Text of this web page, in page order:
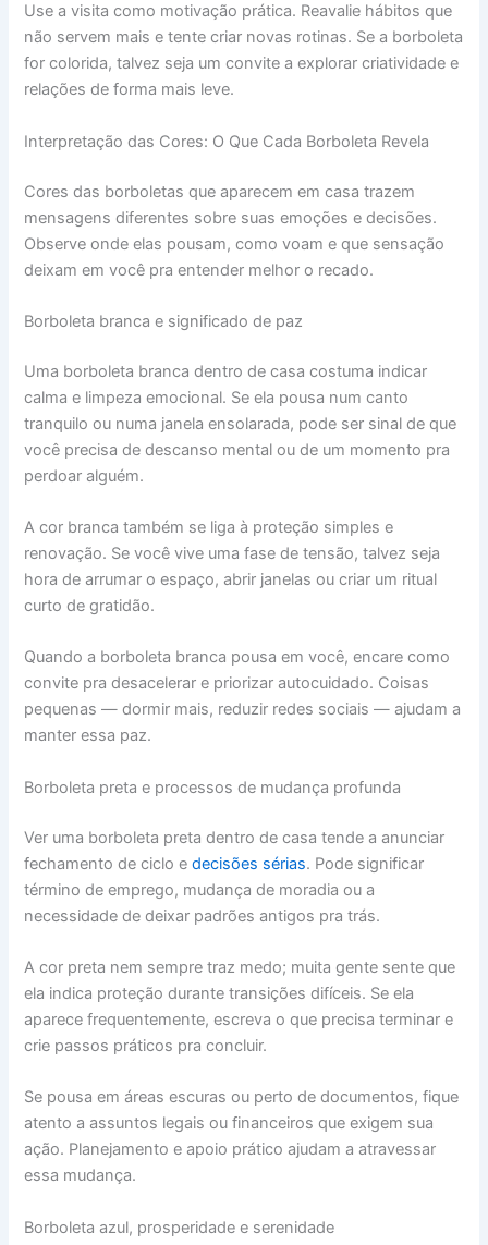
Use a visita como motivação prática. Reavalie hábitos que
não servem mais e tente criar novas rotinas. Se a borboleta
for colorida, talvez seja um convite a explorar criatividade e
relações de forma mais leve.
Interpretação das Cores: O Que Cada Borboleta Revela
Cores das borboletas que aparecem em casa trazem
mensagens diferentes sobre suas emoções e decisões.
Observe onde elas pousam, como voam e que sensação
deixam em você pra entender melhor o recado.
Borboleta branca e significado de paz
Uma borboleta branca dentro de casa costuma indicar
calma e limpeza emocional. Se ela pousa num canto
tranquilo ou numa janela ensolarada, pode ser sinal de que
você precisa de descanso mental ou de um momento pra
perdoar alguém.
A cor branca também se liga à proteção simples e
renovação. Se você vive uma fase de tensão, talvez seja
hora de arrumar o espaço, abrir janelas ou criar um ritual
curto de gratidão.
Quando a borboleta branca pousa em você, encare como
convite pra desacelerar e priorizar autocuidado. Coisas
pequenas — dormir mais, reduzir redes sociais — ajudam a
manter essa paz.
Borboleta preta e processos de mudança profunda
Ver uma borboleta preta dentro de casa tende a anunciar
fechamento de ciclo edecisões sérias. Pode significar
término de emprego, mudança de moradia ou a
necessidade de deixar padrões antigos pra trás.
A cor preta nem sempre traz medo; muita gente sente que
ela indica proteção durante transições difíceis. Se ela
aparece frequentemente, escreva o que precisa terminar e
crie passos práticos pra concluir.
Se pousa em áreas escuras ou perto de documentos, fique
atento a assuntos legais ou financeiros que exigem sua
ação. Planejamento e apoio prático ajudam a atravessar
essa mudança.
Borboleta azul, prosperidade e serenidade